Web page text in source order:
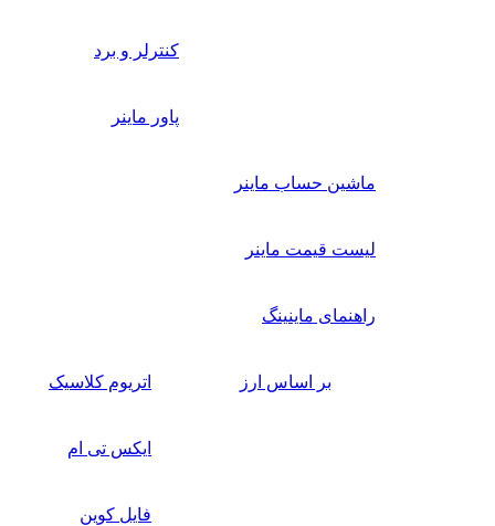
کنترلر و برد
پاور ماینر
ماشین حساب ماینر
لیست قیمت ماینر
راهنمای ماینینگ
بر اساس ارز اتریوم کلاسیک
ایکس تی ام
فایل کوین